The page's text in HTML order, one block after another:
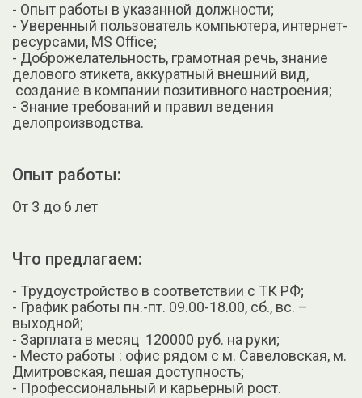
- Опыт работы в указанной должности;
- Уверенный пользователь компьютера, интернет-
ресурсами, MS Office;
- Доброжелательность, грамотная речь, знание
делового этикета, аккуратный внешний вид,
создание в компании позитивного настроения;
- Знание требований и правил ведения
делопроизводства.
Опыт работы:
От 3 до 6 лет
Что предлагаем:
- Трудоустройство в соответствии с ТК РФ;
- График работы пн.-пт. 09.00-18.00, сб., вс. –
выходной;
- Зарплата в месяц 120000 руб. на руки;
- Место работы : офис рядом с м. Савеловская, м.
Дмитровская, пешая доступность;
- Профессиональный и карьерный рост.